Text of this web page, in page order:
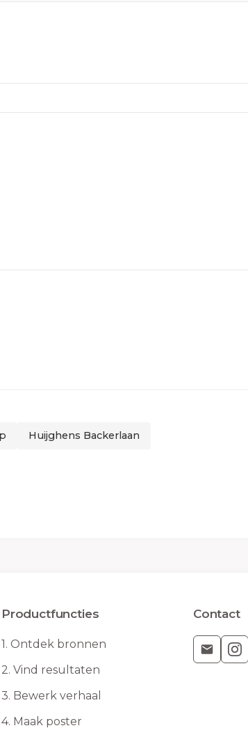
Huijghens Backerlaan
Productfuncties
1. Ontdek bronnen
2. Vind resultaten
3. Bewerk verhaal
4. Maak poster
Contact